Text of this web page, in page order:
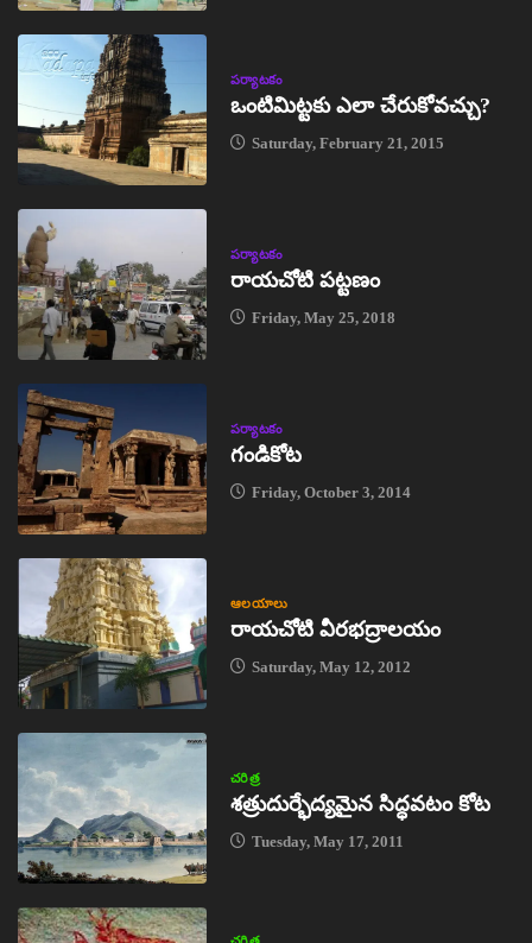
పర్యాటకం
ఒంటిమిట్టకు ఎలా చేరుకోవచ్చు?
Saturday, February 21, 2015
పర్యాటకం
రాయచోటి పట్టణం
Friday, May 25, 2018
పర్యాటకం
గండికోట
Friday, October 3, 2014
ఆలయాలు
రాయచోటి వీరభద్రాలయం
Saturday, May 12, 2012
చరిత్ర
శత్రుదుర్భేద్యమైన సిద్ధవటం కోట
Tuesday, May 17, 2011